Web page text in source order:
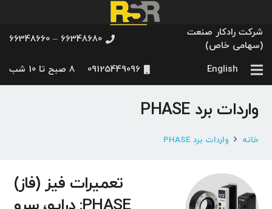
شرکت رادکار صنعت
(سهامی خاص)
66348680 – 66348660
English
09125449096 8 صبح تا 10 شب
واردات برد PHASE
خانه واردات برد PHASE
تعمیرات فیز (فاز)